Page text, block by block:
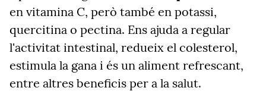
en vitamina C, però també en potassi,
quercitina o pectina. Ens ajuda a regular
l'activitat intestinal, redueix el colesterol,
estimula la gana i és un aliment refrescant,
entre altres beneficis per a la salut.